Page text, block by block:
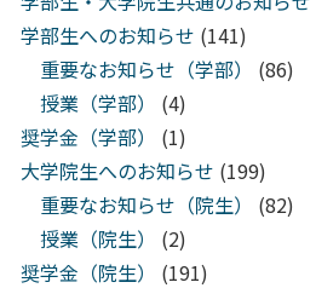
学部生へのお知らせ (141)
重要なお知らせ（学部）
(86)
授業（学部）
(4)
奨学金（学部）
(1)
大学院生へのお知らせ (199)
重要なお知らせ（院生）
(82)
授業（院生）
(2)
奨学金（院生）
(191)